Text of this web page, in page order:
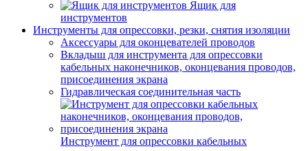
Ящик для
инструментов
Инструменты для опрессовки, резки, снятия изоляции
Аксессуары для оконцевателей проводов
Вкладыш для инструмента для опрессовки
кабельных наконечников, оконцевания проводов,
присоединения экрана
Гидравлическая соединительная часть
Инструмент для опрессовки кабельных